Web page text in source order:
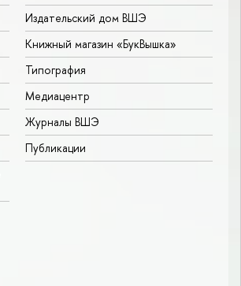
Издательский дом ВШЭ
Книжный магазин «БукВышка»
Типография
Медиацентр
Журналы ВШЭ
Публикации